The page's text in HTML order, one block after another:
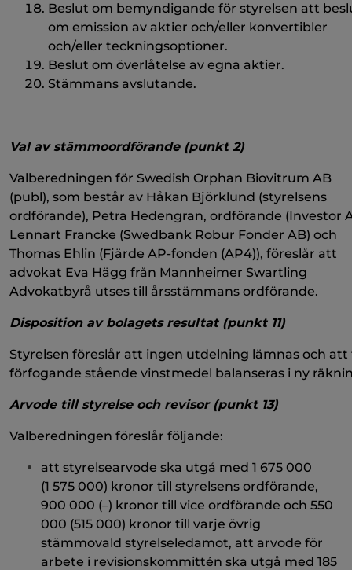
Beslut om bemyndigande för styrelsen att
om emission av aktier och/eller konvertibler
och/eller teckningsoptioner.
Beslut om överlåtelse av egna aktier.
Stämmans avslutande.
Val av stämmoordförande (punkt 2)
Valberedningen för Swedish Orphan Biovitrum AB
(publ), som består av Håkan Björklund (styrelsens
ordförande), Petra Hedengran, ordförande (Investor
Lennart Francke (Swedbank Robur Fonder AB) och
Thomas Ehlin (Fjärde AP-fonden (AP4)), föreslår att
advokat Eva Hägg från Mannheimer Swartling
Advokatbyrå utses till årsstämmans ordförande.
Disposition av bolagets resultat (punkt 11)
Styrelsen föreslår att ingen utdelning lämnas och att
förfogande stående vinstmedel balanseras i ny
Arvode till styrelse och revisor (punkt 13)
Valberedningen föreslår följande:
att styrelsearvode ska utgå med 1 675 000
(1 575 000) kronor till styrelsens ordförande,
900 000 (–) kronor till vice ordförande och 550
000 (515 000) kronor till varje övrig
stämmovald styrelseledamot, att arvode för
arbete i revisionskommittén ska utgå med 185